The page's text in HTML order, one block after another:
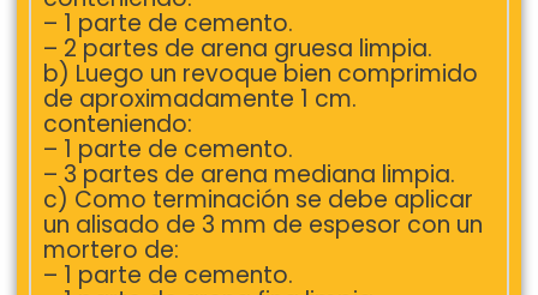
– 1 parte de cemento.
– 2 partes de arena gruesa limpia.
b) Luego un revoque bien comprimido
de aproximadamente 1 cm.
conteniendo:
– 1 parte de cemento.
– 3 partes de arena mediana limpia.
c) Como terminación se debe aplicar
un alisado de 3 mm de espesor con un
mortero de:
– 1 parte de cemento.